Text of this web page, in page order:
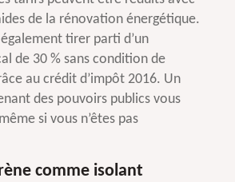
de la rénovation énergétique.
tirer parti d’un
de 30 % sans condition de
au crédit d’impôt 2016. Un
des pouvoirs publics vous
si vous n’êtes pas
comme isolant